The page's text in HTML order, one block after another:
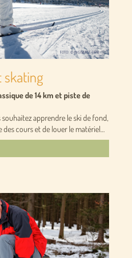
skating
de 14 km et piste de
apprendre le ski de fond,
des cours et de louer le matériel…